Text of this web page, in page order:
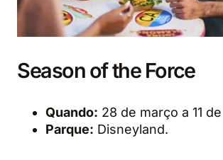
Season of the Force
Quando: 28 de março a 11
Parque: Disneyland.